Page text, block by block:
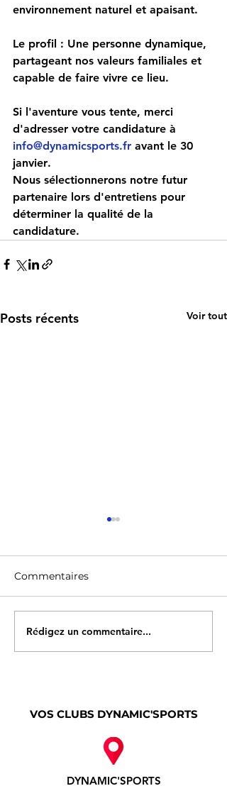
environnement naturel et apaisant.
Le profil : Une personne dynamique,
partageant nos valeurs familiales et
capable de faire vivre ce lieu.
Si l'aventure vous tente, merci
d'adresser votre candidature à
info@dynamicsports.fr avant le 30
janvier.
Nous sélectionnerons notre futur
partenaire lors d'entretiens pour
déterminer la qualité de la
candidature.
Posts récents Voir tout
Inscriptions Wood
Games, c'est ici !
Commentaires
Rédigez un commentaire...
VOS CLUBS DYNAMIC'SPORTS
DYNAMIC'SPORTS